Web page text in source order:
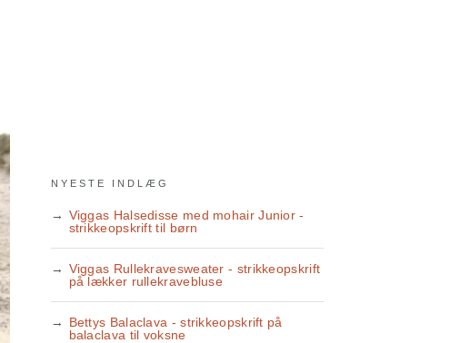
NYESTE INDLÆG
Viggas Halsedisse med mohair Junior -
strikkeopskrift til børn
Viggas Rullekravesweater - strikkeopskrift
på lækker rullekravebluse
Bettys Balaclava - strikkeopskrift på
balaclava til voksne